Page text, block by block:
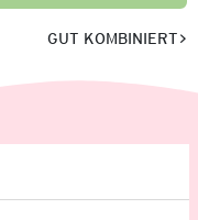
GUT KOMBINIERT